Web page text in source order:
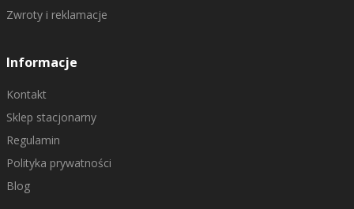
Zwroty i reklamacje
Informacje
Kontakt
Sklep stacjonarny
Regulamin
Polityka prywatności
Blog